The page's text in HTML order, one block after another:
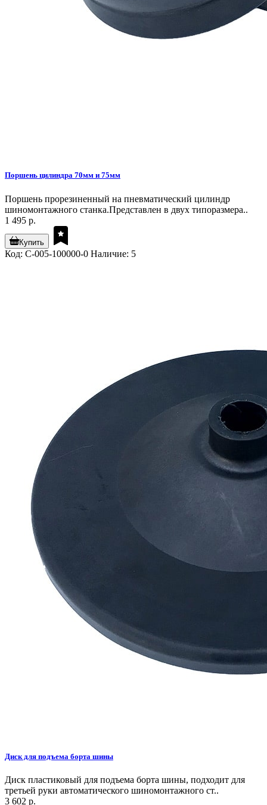
Поршень цилиндра 70мм и 75мм
Поршень прорезиненный на пневматический цилиндр
шиномонтажного станка.Представлен в двух типоразмера..
1 495 р.
Купить
Код: C-005-100000-0 Наличие: 5
Диск для подъема борта шины
Диск пластиковый для подъема борта шины, подходит для
третьей руки автоматического шиномонтажного ст..
3 602 р.